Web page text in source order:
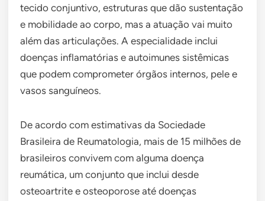
tecido conjuntivo, estruturas que dão sustentação
e mobilidade ao corpo, mas a atuação vai muito
além das articulações. A especialidade inclui
doenças inflamatórias e autoimunes sistêmicas
que podem comprometer órgãos internos, pele e
vasos sanguíneos.
De acordo com estimativas da Sociedade
Brasileira de Reumatologia, mais de 15 milhões de
brasileiros convivem com alguma doença
reumática, um conjunto que inclui desde
osteoartrite e osteoporose até doenças